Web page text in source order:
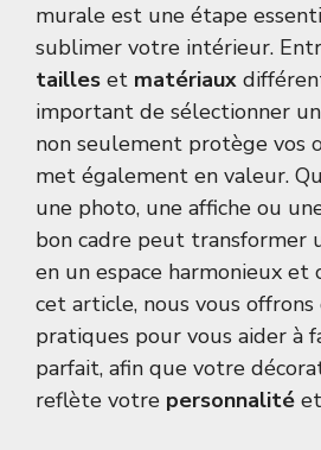
murale est une étape
sublimer votre intérieur.
tailles et matériaux
important de sélectionner
non seulement protège vos
met également en valeur.
une photo, une affiche ou
bon cadre peut transformer
en un espace harmonieux et
cet article, nous vous offrons
pratiques pour vous aider à
parfait, afin que votre
reflète votre personnalité et